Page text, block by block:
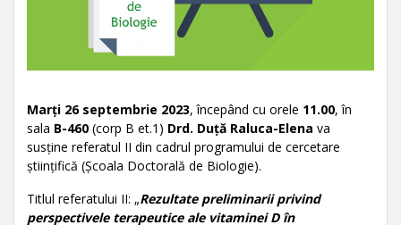
Marți 26 septembrie 2023, începând cu orele 11.00, în
sala B-460 (corp B et.1) Drd. Duță Raluca-Elena va
susține referatul II din cadrul programului de cercetare
științifică (Şcoala Doctorală de Biologie).
Titlul referatului II: „Rezultate preliminarii privind
perspectivele terapeutice ale vitaminei D în